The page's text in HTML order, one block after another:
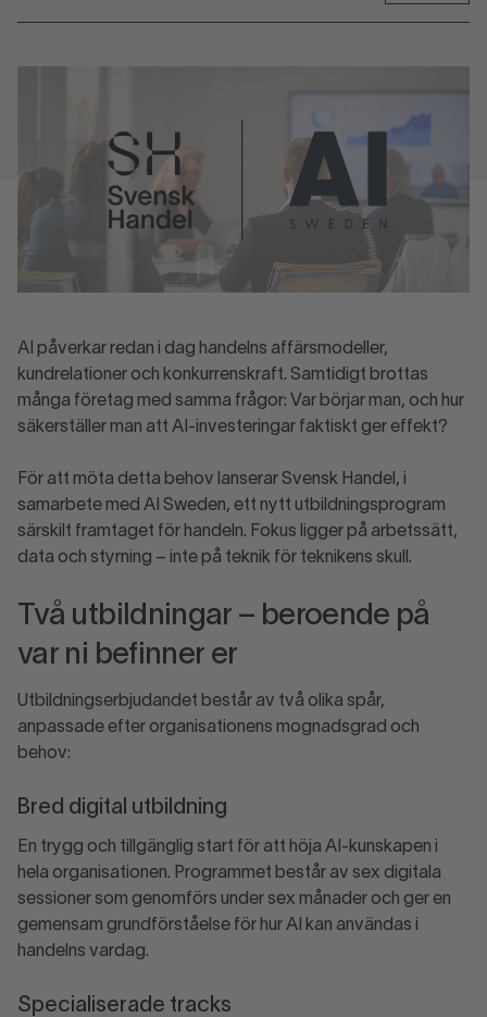
AI påverkar redan i dag handelns affärsmodeller,
kundrelationer och konkurrenskraft. Samtidigt brottas
många företag med samma frågor: Var börjar man, och hur
säkerställer man att AI-investeringar faktiskt ger effekt?
För att möta detta behov lanserar Svensk Handel, i
samarbete med AI Sweden, ett nytt utbildningsprogram
särskilt framtaget för handeln. Fokus ligger på arbetssätt,
data och styrning – inte på teknik för teknikens skull.
Två utbildningar – beroende på
var ni befinner er
Utbildningserbjudandet består av två olika spår,
anpassade efter organisationens mognadsgrad och
behov:
Bred digital utbildning
En trygg och tillgänglig start för att höja AI-kunskapen i
hela organisationen. Programmet består av sex digitala
sessioner som genomförs under sex månader och ger en
gemensam grundförståelse för hur AI kan användas i
handelns vardag.
Specialiserade tracks